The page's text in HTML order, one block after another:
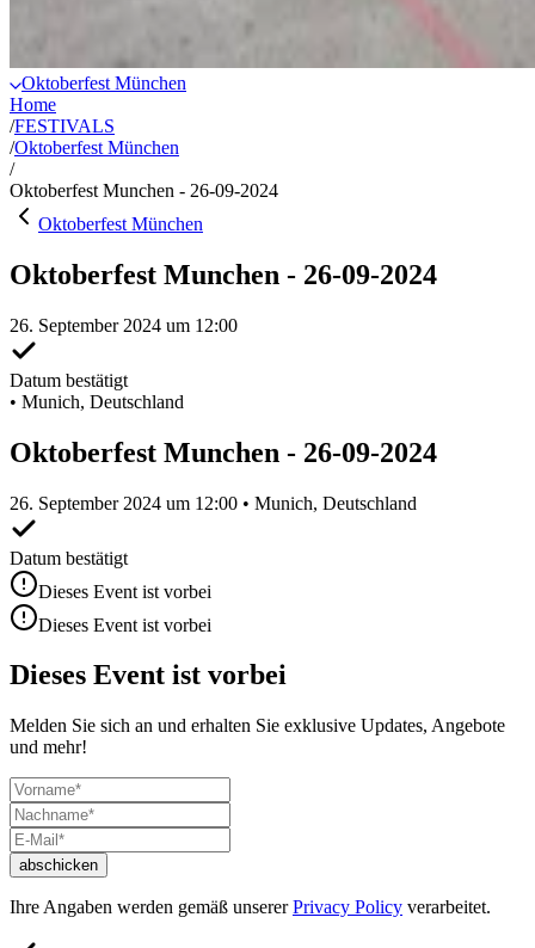
Oktoberfest München
Home
/FESTIVALS
/Oktoberfest München
/
Oktoberfest Munchen - 26-09-2024
Oktoberfest München
Oktoberfest Munchen - 26-09-2024
26. September 2024 um 12:00
Datum bestätigt
• Munich, Deutschland
Oktoberfest Munchen - 26-09-2024
26. September 2024 um 12:00 • Munich, Deutschland
Datum bestätigt
Dieses Event ist vorbei
Dieses Event ist vorbei
Dieses Event ist vorbei
Melden Sie sich an und erhalten Sie exklusive Updates, Angebote
und mehr!
abschicken
Ihre Angaben werden gemäß unsererPrivacy Policy verarbeitet.